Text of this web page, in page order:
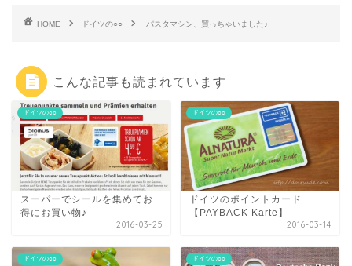
HOME ドイツの○○ パスタマシン、買っちゃいました♪
こんな記事も読まれています
ドイツの○○
スーパーでシールを集めてお
得にお買い物♪
2016-03-25
ドイツの○○
ドイツのポイントカード
【PAYBACK Karte】
2016-03-14
ドイツの○○ ドイツの○○